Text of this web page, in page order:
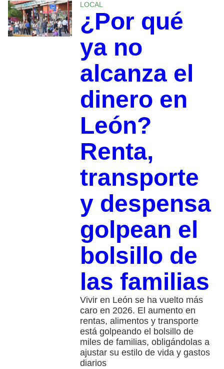
LOCAL
¿Por qué
ya no
alcanza el
dinero en
León?
Renta,
transporte
y despensa
golpean el
bolsillo de
las familias
Vivir en León se ha vuelto más
caro en 2026. El aumento en
rentas, alimentos y transporte
está golpeando el bolsillo de
miles de familias, obligándolas a
ajustar su estilo de vida y gastos
diarios